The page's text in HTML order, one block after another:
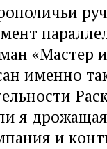
«Мастер
именно
я
и